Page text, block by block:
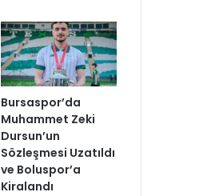
Bursaspor’da
Muhammet Zeki
Dursun’un
Sözleşmesi Uzatıldı
ve Boluspor’a
Kiralandı